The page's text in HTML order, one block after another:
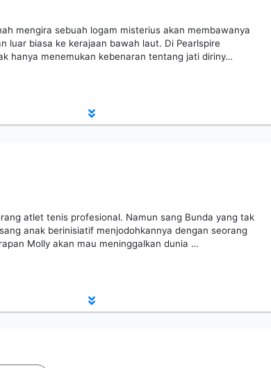
mengira sebuah logam misterius akan membawanya
luar biasa ke kerajaan bawah laut. Di Pearlspire
hanya menemukan kebenaran tentang jati diriny…
atlet tenis profesional. Namun sang Bunda yang tak
anak berinisiatif menjodohkannya dengan seorang
Molly akan mau meninggalkan dunia …